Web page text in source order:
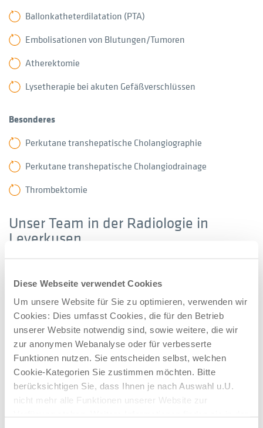
Diese Webseite verwendet Cookies
Um unsere Website für Sie zu optimieren, verwenden wir
Cookies: Dies umfasst Cookies, die für den Betrieb
unserer Website notwendig sind, sowie weitere, die wir
zur anonymen Webanalyse oder für verbesserte
Funktionen nutzen. Sie entscheiden selbst, welchen
Cookie-Kategorien Sie zustimmen möchten. Bitte
berücksichtigen Sie, dass Ihnen je nach Auswahl u.U.
nicht mehr alle Funktionen unserer Website zur
Ballonkatheterdilatation (PTA)
Embolisationen von Blutungen/Tumoren
Atherektomie
Lysetherapie bei akuten Gefäßverschlüssen
Besonderes
Perkutane transhepatische Cholangiographie
Perkutane transhepatische Cholangiodrainage
Thrombektomie
Unser Team in der Radiologie in
Leverkusen
Andreas Güls